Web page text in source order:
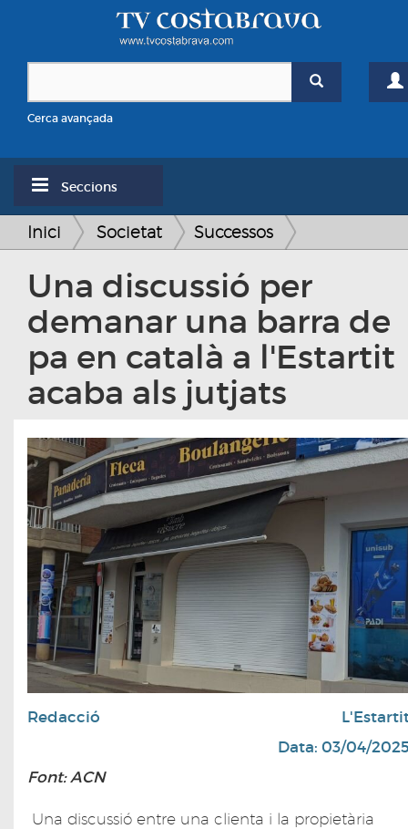
Cerca avançada
Seccions
Inici Societat Successos
Una discussió per
demanar una barra de
pa en català a l'Estartit
acaba als jutjats
Redacció
Data: 03/04/
Font: ACN
Una discussió entre una clienta i la propietària